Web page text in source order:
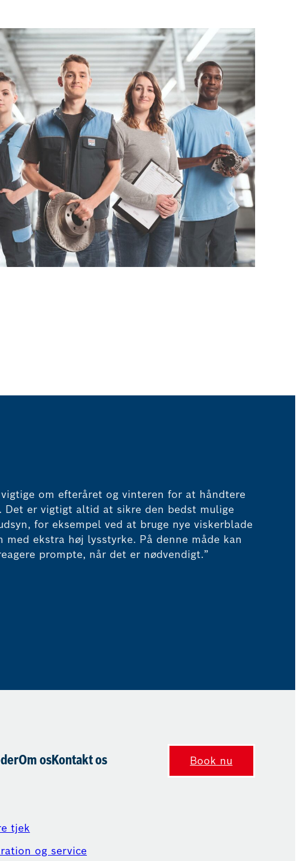
om efteråret og vinteren for at håndtere
er vigtigt altid at sikre den bedst mulige
for eksempel ved at bruge nye viskerblade
ekstra høj lysstyrke. På denne måde kan
prompte, når det er nødvendigt.”
Om osKontakt os Book nu
tjek
og service